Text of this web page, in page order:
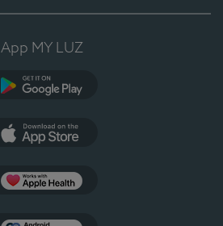
App MY LUZ